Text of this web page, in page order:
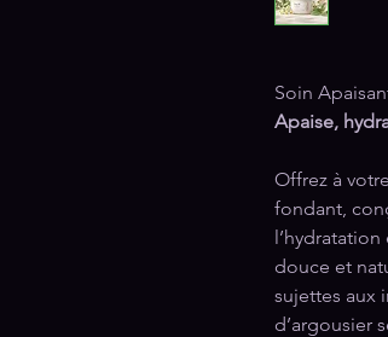
Soin
Apaise,
Offrez à
fondant,
douce et
sujettes aux
d’argousier